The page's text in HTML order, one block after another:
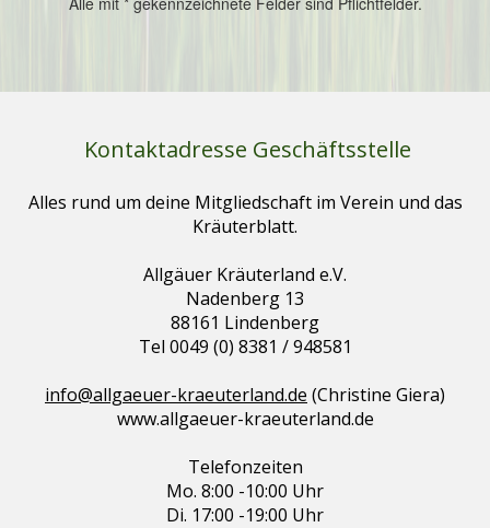
Kontaktadresse Geschäftsstelle
Alles rund um deine Mitgliedschaft im Verein und das
Kräuterblatt.
Allgäuer Kräuterland e.V.
Nadenberg 13
88161 Lindenberg
Tel 0049 (0) 8381 / 948581
info@allgaeuer-kraeuterland.de (Christine Giera)
www.allgaeuer-kraeuterland.de
Telefonzeiten
Mo. 8:00 -10:00 Uhr
Di. 17:00 -19:00 Uhr